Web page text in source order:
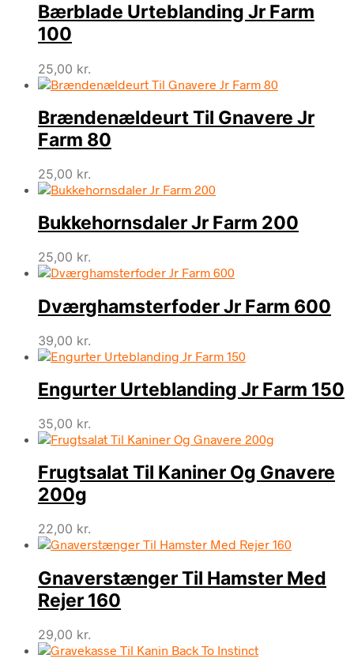
Bærblade Urteblanding Jr Farm
100
25,00 kr.
Brændenældeurt Til Gnavere Jr
Farm 80
25,00 kr.
Bukkehornsdaler Jr Farm 200
25,00 kr.
Dværghamsterfoder Jr Farm 600
39,00 kr.
Engurter Urteblanding Jr Farm 150
35,00 kr.
Frugtsalat Til Kaniner Og Gnavere
200g
22,00 kr.
Gnaverstænger Til Hamster Med
Rejer 160
29,00 kr.